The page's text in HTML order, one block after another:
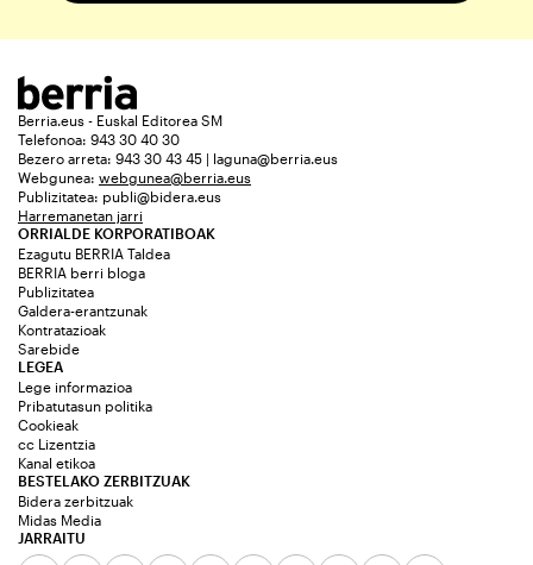
Berria.eus - Euskal Editorea SM
Telefonoa: 943 30 40 30
Bezero arreta: 943 30 43 45 | laguna@berria.eus
Webgunea: webgunea@berria.eus
Publizitatea: publi@bidera.eus
Harremanetan jarri
ORRIALDE KORPORATIBOAK
Ezagutu BERRIA Taldea
BERRIA berri bloga
Publizitatea
Galdera-erantzunak
Kontratazioak
Sarebide
JARRAITU
LEGEA
Lege informazioa
Pribatutasun politika
Cookieak
cc Lizentzia
Kanal etikoa
BESTELAKO ZERBITZUAK
Bidera zerbitzuak
Midas Media